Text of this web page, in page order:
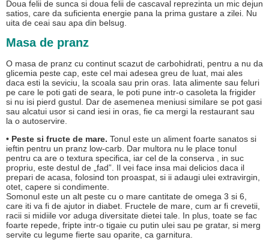
Doua felii de sunca si doua felii de cascaval reprezinta un mic dejun
satios, care da suficienta energie pana la prima gustare a zilei. Nu
uita de ceai sau apa din belsug.
Masa de pranz
O masa de pranz cu continut scazut de carbohidrati, pentru a nu da
glicemia peste cap, este cel mai adesea greu de luat, mai ales
daca esti la seviciu, la scoala sau prin oras. Iata alimente sau feluri
pe care le poti gati de seara, le poti pune intr-o casoleta la frigider
si nu isi pierd gustul. Dar de asemenea meniusi similare se pot gasi
sau alcatui usor si cand iesi in oras, fie ca mergi la restaurant sau
la o autoservire.
• Peste si fructe de mare. Tonul este un aliment foarte sanatos si
ieftin pentru un pranz low-carb. Dar multora nu le place tonul
pentru ca are o textura specifica, iar cel de la conserva , in suc
propriu, este destul de „fad”. Il vei face insa mai delicios daca il
prepari de acasa, folosind ton proaspat, si ii adaugi ulei extravirgin,
otet, capere si condimente.
Somonul este un alt peste cu o mare cantitate de omega 3 si 6,
care iti va fi de ajutor in diabet. Fructele de mare, cum ar fi crevetii,
racii si midiile vor aduga diversitate dietei tale. In plus, toate se fac
foarte repede, fripte intr-o tigaie cu putin ulei sau pe gratar, si merg
servite cu legume fierte sau oparite, ca garnitura.